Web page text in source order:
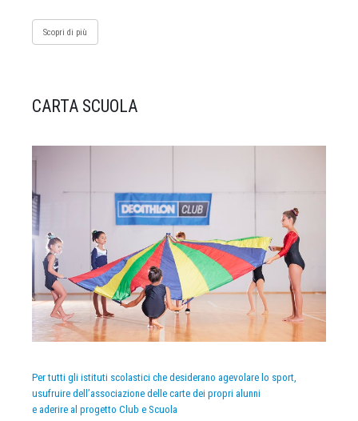
Scopri di più
CARTA SCUOLA
Per tutti gli istituti scolastici che desiderano agevolare lo sport,
usufruire dell’associazione delle carte dei propri alunni
e aderire al progetto Club e Scuola